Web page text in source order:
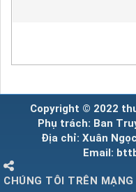
Copyright © 2022
Phụ trách: Ban
Địa chỉ: Xuân
Email:
CHÚNG TÔI TRÊN